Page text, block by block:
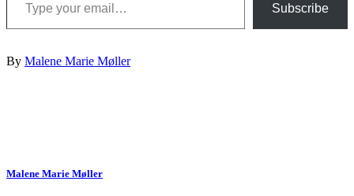
Subscribe
By Malene Marie Møller
Malene Marie Møller